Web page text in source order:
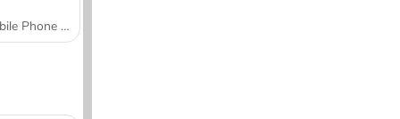
Mobile Phone Case Design & DIY